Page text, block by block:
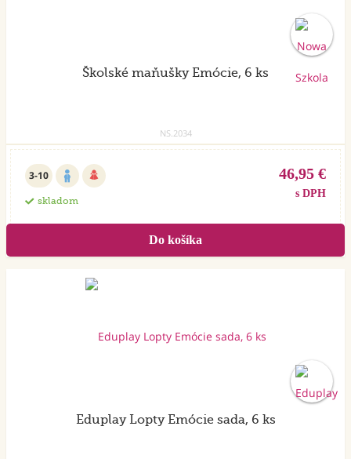
Školské maňušky Emócie, 6 ks
NS.2034
3-10
skladom
46,95 €
s DPH
Eduplay Lopty Emócie sada, 6 ks